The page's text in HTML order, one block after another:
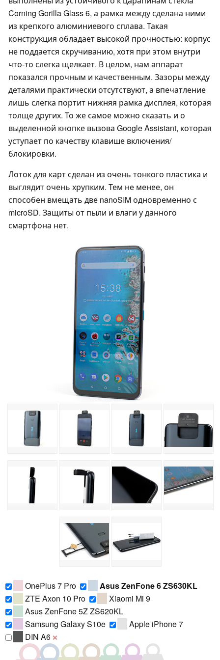
Corning Gorilla Glass 6, а рамка между сделана ними
из крепкого алюминиевого сплава. Такая
конструкция обладает высокой прочностью: корпус
не поддается скручиванию, хотя при этом внутри
что-то слегка щелкает. В целом, нам аппарат
показался прочным и качественным. Зазоры между
деталями практически отсутствуют, а впечатление
лишь слегка портит нижняя рамка дисплея, которая
толще других. То же самое можно сказать и о
выделенной кнопке вызова Google Assistant, которая
уступает по качеству клавише включения/
блокировки.
Лоток для карт сделан из очень тонкого пластика и
выглядит очень хрупким. Тем не менее, он
способен вмещать две nanoSIM одновременно с
microSD. Защиты от пыли и влаги у данного
смартфона нет.
OnePlus 7 Pro
Asus ZenFone 6 ZS630KL
ZTE Axon 10 Pro
Xiaomi Mi 9
Asus ZenFone 5Z ZS620KL
Samsung Galaxy S10e
Apple iPhone 7
DIN A6 ❌